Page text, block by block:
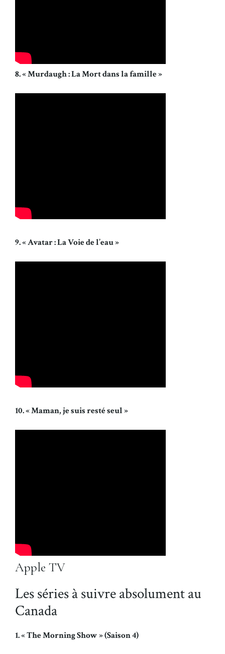
8. « Murdaugh : La Mort dans la famille »
9. « Avatar : La Voie de l’eau »
10. « Maman, je suis resté seul »
Apple TV
Les séries à suivre absolument au
Canada
1. « The Morning Show » (Saison 4)